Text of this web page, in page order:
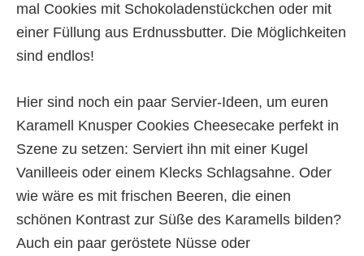
mal Cookies mit Schokoladenstückchen oder mit
einer Füllung aus Erdnussbutter. Die Möglichkeiten
sind endlos!
Hier sind noch ein paar Servier-Ideen, um euren
Karamell Knusper Cookies Cheesecake perfekt in
Szene zu setzen: Serviert ihn mit einer Kugel
Vanilleeis oder einem Klecks Schlagsahne. Oder
wie wäre es mit frischen Beeren, die einen
schönen Kontrast zur Süße des Karamells bilden?
Auch ein paar geröstete Nüsse oder